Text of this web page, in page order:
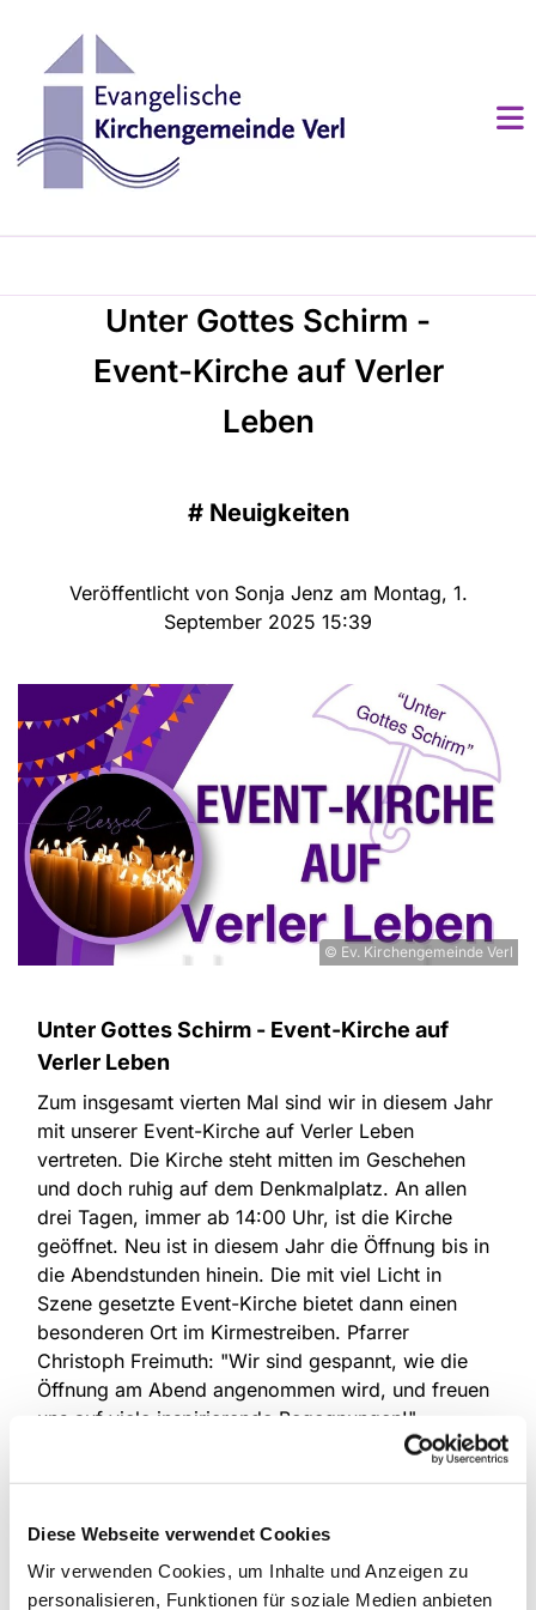
Diese Webseite verwendet Cookies
Wir verwenden Cookies, um Inhalte und Anzeigen zu
personalisieren, Funktionen für soziale Medien anbieten
Unter Gottes Schirm -
Event-Kirche auf Verler
Leben
# Neuigkeiten
Veröffentlicht von Sonja Jenz am Montag, 1.
September 2025 15:39
© Ev. Kirchengemeinde Verl
Unter Gottes Schirm - Event-Kirche auf
Verler Leben
Zum insgesamt vierten Mal sind wir in diesem Jahr
mit unserer Event-Kirche auf Verler Leben
vertreten. Die Kirche steht mitten im Geschehen
und doch ruhig auf dem Denkmalplatz. An allen
drei Tagen, immer ab 14:00 Uhr, ist die Kirche
geöffnet. Neu ist in diesem Jahr die Öffnung bis in
die Abendstunden hinein. Die mit viel Licht in
Szene gesetzte Event-Kirche bietet dann einen
besonderen Ort im Kirmestreiben. Pfarrer
Christoph Freimuth: "Wir sind gespannt, wie die
Öffnung am Abend angenommen wird, und freuen
uns auf viele inspirierende Begegnungen!"
Alle Besucher sind herzlich eingeladen, abseits des
Gebet zu sprechen oder Kraft zu tanken. Es gibt
der Gemeinde gestaltet und vorbereitet wurden.